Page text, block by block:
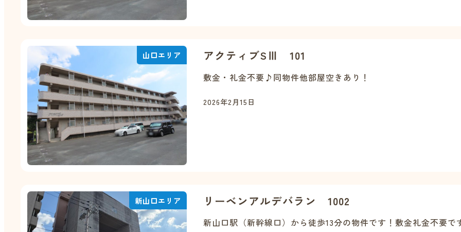
山口エリア アクティブSⅢ 101
敷金・礼金不要♪同物件他部屋空きあり！
2026年2月15日
新山口エリア リーベンアルデバラン 1002
新山口駅（新幹線口）から徒歩13分の物件です！敷金礼金不要